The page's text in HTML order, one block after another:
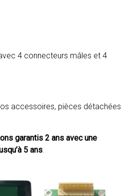
4 connecteurs mâles et 4
accessoires, pièces détachées
garantis 2 ans avec une
5 ans.